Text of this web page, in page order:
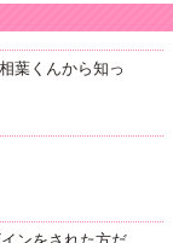
葉くんから知っ